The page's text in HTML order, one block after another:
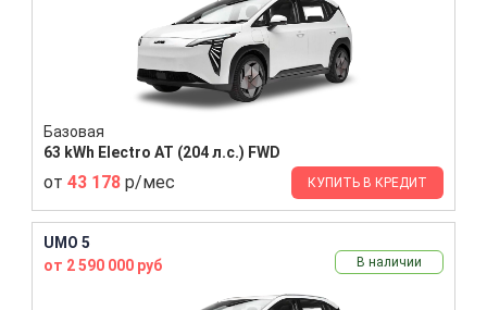
Базовая
63 kWh Electro AT (204 л.с.) FWD
от 43 178 р/мес КУПИТЬ В КРЕДИТ
UMO 5
от 2 590 000 руб
В наличии